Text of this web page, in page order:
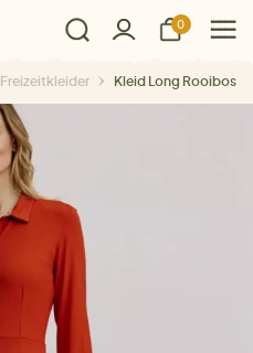
0
Freizeitkleider Kleid Long Rooibos